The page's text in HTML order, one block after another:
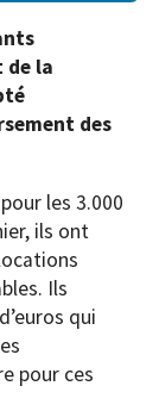
de la
des
les 3.000
ils ont
Ils
qui
pour ces